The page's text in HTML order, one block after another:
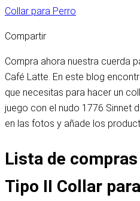
Collar para Perro
Compartir
Compra ahora nuestra cuerda
Café Latte. En este blog
que necesitas para hacer un
juego con el nudo 1776 Sinnet
en las fotos y añade los
Lista de
Tipo II Collar